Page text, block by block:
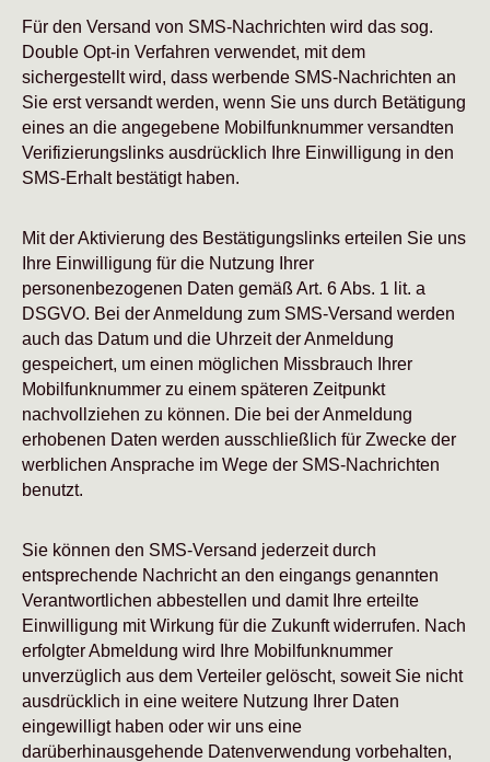
Für den Versand von SMS-Nachrichten wird das sog.
Double Opt-in Verfahren verwendet, mit dem
sichergestellt wird, dass werbende SMS-Nachrichten an
Sie erst versandt werden, wenn Sie uns durch Betätigung
eines an die angegebene Mobilfunknummer versandten
Verifizierungslinks ausdrücklich Ihre Einwilligung in den
SMS-Erhalt bestätigt haben.
Mit der Aktivierung des Bestätigungslinks erteilen Sie uns
Ihre Einwilligung für die Nutzung Ihrer
personenbezogenen Daten gemäß Art. 6 Abs. 1 lit. a
DSGVO. Bei der Anmeldung zum SMS-Versand werden
auch das Datum und die Uhrzeit der Anmeldung
gespeichert, um einen möglichen Missbrauch Ihrer
Mobilfunknummer zu einem späteren Zeitpunkt
nachvollziehen zu können. Die bei der Anmeldung
erhobenen Daten werden ausschließlich für Zwecke der
werblichen Ansprache im Wege der SMS-Nachrichten
benutzt.
Sie können den SMS-Versand jederzeit durch
entsprechende Nachricht an den eingangs genannten
Verantwortlichen abbestellen und damit Ihre erteilte
Einwilligung mit Wirkung für die Zukunft widerrufen. Nach
erfolgter Abmeldung wird Ihre Mobilfunknummer
unverzüglich aus dem Verteiler gelöscht, soweit Sie nicht
ausdrücklich in eine weitere Nutzung Ihrer Daten
eingewilligt haben oder wir uns eine
darüberhinausgehende Datenverwendung vorbehalten,